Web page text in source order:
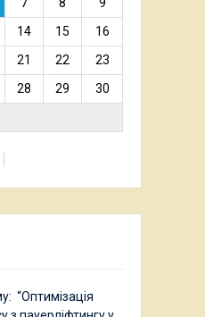
7 8
9
14 15
16
21 22
23
28 29
30
“Оптимізація